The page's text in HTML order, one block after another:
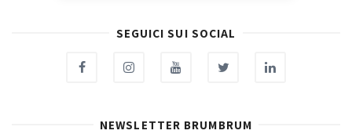
SEGUICI SUI SOCIAL
NEWSLETTER BRUMBRUM